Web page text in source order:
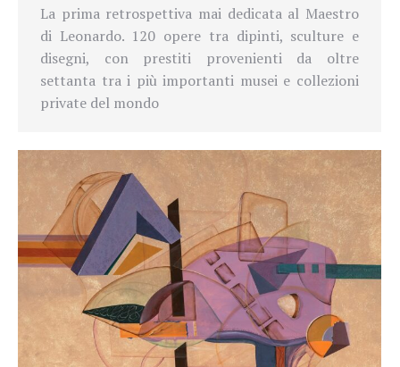
La prima retrospettiva mai dedicata al Maestro
di Leonardo. 120 opere tra dipinti, sculture e
disegni, con prestiti provenienti da oltre
settanta tra i più importanti musei e collezioni
private del mondo